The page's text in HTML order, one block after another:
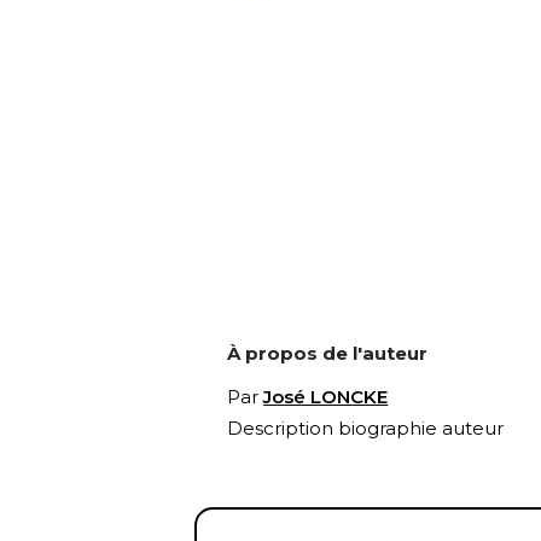
À propos de l'auteur
ParJosé LONCKE
Description biographie auteur